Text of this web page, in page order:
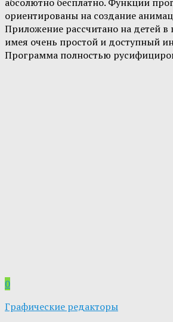
ориентированы на создание
Приложение рассчитано на детей в
имея очень простой и доступный
Программа полностью
0
Графические редакторы